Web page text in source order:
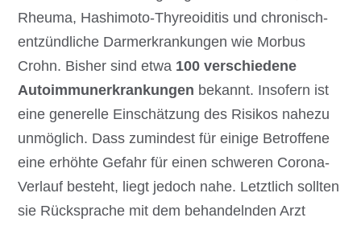
Rheuma, Hashimoto-Thyreoiditis und chronisch-
entzündliche Darmerkrankungen wie Morbus
Crohn. Bisher sind etwa 100 verschiedene
Autoimmunerkrankungen bekannt. Insofern ist
eine generelle Einschätzung des Risikos nahezu
unmöglich. Dass zumindest für einige Betroffene
eine erhöhte Gefahr für einen schweren Corona-
Verlauf besteht, liegt jedoch nahe. Letztlich sollten
sie Rücksprache mit dem behandelnden Arzt